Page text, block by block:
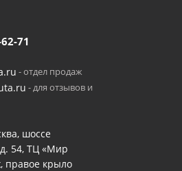
71
- отдел продаж
- для отзывов и
шоссе
54, ТЦ «Мир
правое крыло